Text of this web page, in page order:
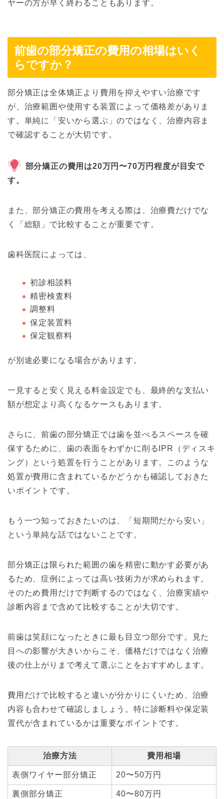
ヤーの方が早く終わることもあります。
前歯の部分矯正の費用の相場はいく
らですか？
部分矯正は全体矯正より費用を抑えやすい治療です
が、治療範囲や使用する装置によって価格差がありま
す。単純に「安いから選ぶ」のではなく、治療内容ま
で確認することが大切です。
部分矯正の費用は20万円〜70万円程度が目安で
す。
また、部分矯正の費用を考える際は、治療費だけでな
く「総額」で比較することが重要です。
歯科医院によっては、
初診相談料
精密検査料
調整料
保定装置料
保定観察料
が別途必要になる場合があります。
一見すると安く見える料金設定でも、最終的な支払い
額が想定より高くなるケースもあります。
さらに、前歯の部分矯正では歯を並べるスペースを確
保するために、歯の表面をわずかに削るIPR（ディスキ
ング）という処置を行うことがあります。このような
処置が費用に含まれているかどうかも確認しておきた
いポイントです。
もう一つ知っておきたいのは、「短期間だから安い」
という単純な話ではないことです。
部分矯正は限られた範囲の歯を精密に動かす必要があ
るため、症例によっては高い技術力が求められます。
そのため費用だけで判断するのではなく、治療実績や
診断内容まで含めて比較することが大切です。
前歯は笑顔になったときに最も目立つ部分です。見た
目への影響が大きいからこそ、価格だけではなく治療
後の仕上がりまで考えて選ぶことをおすすめします。
費用だけで比較すると違いが分かりにくいため、治療
内容も合わせて確認しましょう。特に診断料や保定装
置代が含まれているかは重要なポイントです。
治療方法 費用相場
表側ワイヤー部分矯正 20〜50万円
裏側部分矯正 40〜80万円